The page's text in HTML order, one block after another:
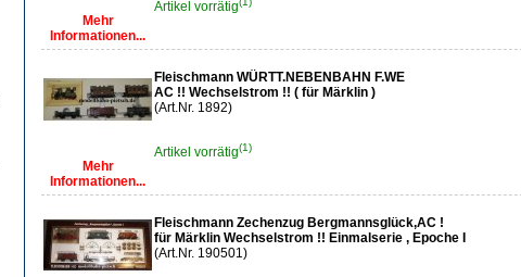
Mehr
Informationen...
Artikel vorrätig
Mehr
Informationen...
Fleischmann WÜRTT.NEBENBAHN F.WE
AC !! Wechselstrom !! ( für Märklin )
(Art.Nr. 1892)
Artikel vorrätig(1)
Fleischmann Zechenzug Bergmannsglück,AC !
für Märklin Wechselstrom !! Einmalserie , Epoche I
(Art.Nr. 190501)